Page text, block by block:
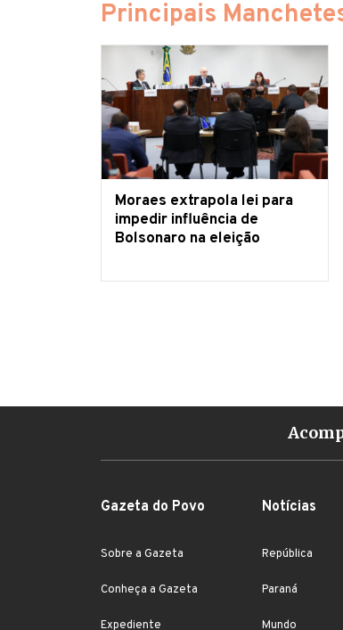
Principais
Moraes extrapola lei para
impedir influência de
Bolsonaro na eleição
Gazeta do Povo
Sobre a Gazeta
Conheça a Gazeta
Expediente
Notícias
República
Paraná
Mundo